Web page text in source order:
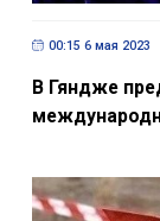
00:15 6 мая 2023
В Гяндже